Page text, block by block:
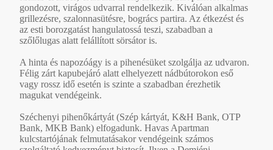
gondozott, virágos udvarral rendelkezik. Kiválóan alkalmas
grillezésre, szalonnasütésre, bogrács partira. Az étkezést és
az esti borozgatást hangulatossá teszi, szabadban a
szőlőlugas alatt felállított sörsátor is.
A hinta és napozóágy is a pihenésüket szolgálja az udvaron.
Félig zárt kapubejáró alatt elhelyezett nádbútorokon eső
vagy rossz idő esetén is szinte a szabadban érezhetik
magukat vendégeink.
Széchenyi pihenőkártyát (Szép kártyát, K&H Bank, OTP
Bank, MKB Bank) elfogadunk. Havas Apartman
kulcstartójának felmutatásakor vendégeink számos